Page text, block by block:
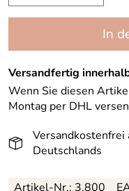
In
Versandfertig
Wenn Sie diesen
Montag per DHL
Versandkostenfrei
Deutschlands
Artikel-Nr.: 3.800